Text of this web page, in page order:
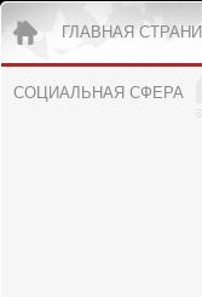
ГЛАВНАЯ
СОЦИАЛЬНАЯ СФЕРА